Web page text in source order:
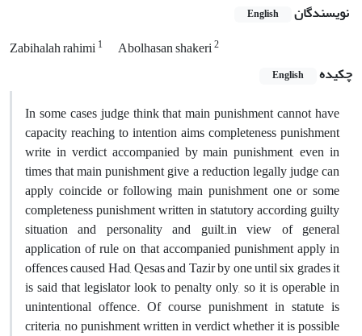
نویسندگان English
Zabihalah rahimi1 Abolhasan shakeri2
چکیده English
In some cases judge think that main punishment cannot have
capacity reaching to intention aims completeness punishment
write in verdict accompanied by main punishment, even in
times that main punishment give a reduction legally judge can
apply coincide or following main punishment one or some
completeness punishment written in statutory according guilty
situation and personality and guilt.in view of general
application of rule on that accompanied punishment apply in
offences caused Had, Qesas and Tazir by one until six grades it
is said that legislator look to penalty only, so it is operable in
unintentional offence. Of course punishment in statute is
criteria, no punishment written in verdict whether it is possible